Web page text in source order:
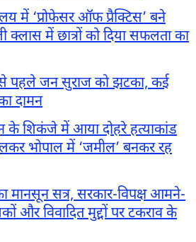
में ‘प्रोफेसर ऑफ प्रैक्टिस’ बने
क्लास में छात्रों को दिया सफलता का
से पहले जन सुराज को झटका, कई
दामन
के शिकंजे में आया दोहरे हत्याकांड
भोपाल में ‘जमील’ बनकर रह
मानसून सत्र, सरकार-विपक्ष आमने-
और विवादित मुद्दों पर टकराव के